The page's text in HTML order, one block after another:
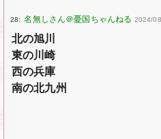
28: 2024/
北の旭川
東の川崎
西の兵庫
南の北九州